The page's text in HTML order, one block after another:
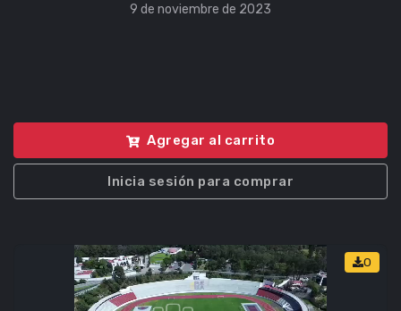
9 de noviembre de 2023
Agregar al carrito
Inicia sesión para comprar
0